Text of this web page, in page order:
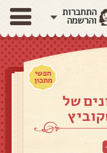
התחברות
והרשמה
חפשי
מתכון
של